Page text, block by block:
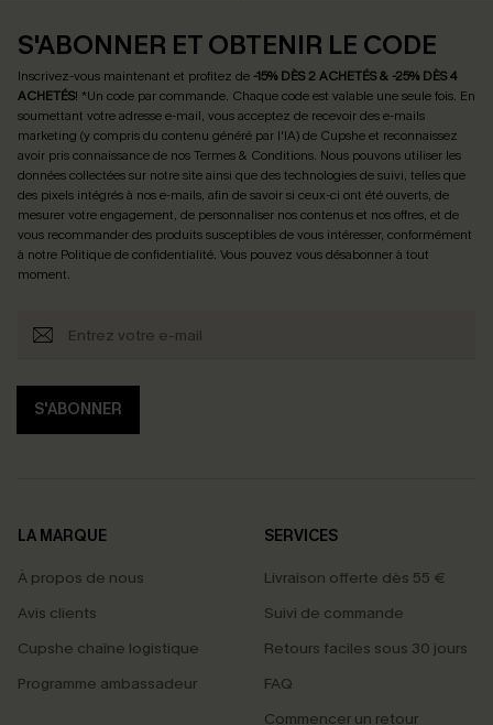
S'ABONNER ET OBTENIR LE CODE
Inscrivez-vous maintenant et profitez de -15% DÈS 2 ACHETÉS & -25% DÈS 4
ACHETÉS! *Un code par commande. Chaque code est valable une seule fois. En
soumettant votre adresse e-mail, vous acceptez de recevoir des e-mails
marketing (y compris du contenu généré par l'IA) de Cupshe et reconnaissez
avoir pris connaissance de nosTermes & Conditions. Nous pouvons utiliser les
données collectées sur notre site ainsi que des technologies de suivi, telles que
des pixels intégrés à nos e-mails, afin de savoir si ceux-ci ont été ouverts, de
mesurer votre engagement, de personnaliser nos contenus et nos offres, et de
vous recommander des produits susceptibles de vous intéresser, conformément
à notre Politique de confidentialité. Vous pouvez vous désabonner à tout
moment.
S'ABONNER
LA MARQUE
À propos de nous
Avis clients
Cupshe chaîne logistique
Programme ambassadeur
SERVICES
Livraison offerte dès 55 €
Suivi de commande
Retours faciles sous 30 jours
FAQ
Commencer un retour